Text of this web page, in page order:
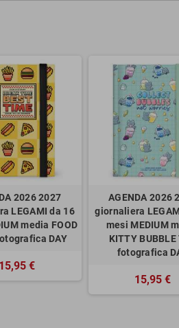
2026 2027
LEGAMI da 16
media FOOD
DAY
15,95 €
AGENDA 2026
giornaliera
mesi MEDIUM
KITTY BUBBLE
fotografica
15,95 €